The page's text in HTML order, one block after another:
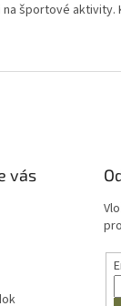
športové
vás